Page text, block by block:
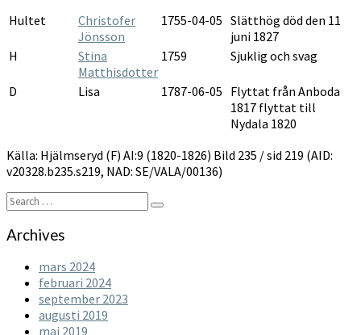
Hultet
Christofer
Jönsson
1755-04-05 Slätthög död den 11
juni 1827
H
Stina
Matthisdotter
1759 Sjuklig och svag
D Lisa 1787-06-05 Flyttat från Anboda
1817 flyttat till
Nydala 1820
Källa: Hjälmseryd (F) AI:9 (1820-1826) Bild 235 / sid 219 (AID:
v20328.b235.s219, NAD: SE/VALA/00136)
Search
for:
Search
Archives
mars 2024
februari 2024
september 2023
augusti 2019
maj 2019